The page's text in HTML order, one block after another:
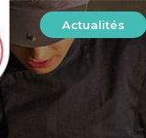
Actualités